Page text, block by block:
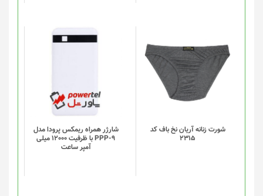
انتخاب
شوند
شورت زنانه آریان نخ باف کد
2315
این
محصول
دارای
انواع
مختلفی
می
گزینه
ها
شارژر همراه ریمکس پرودا مدل
PPP-9 با ظرفیت 12000 میلی
آمپر ساعت